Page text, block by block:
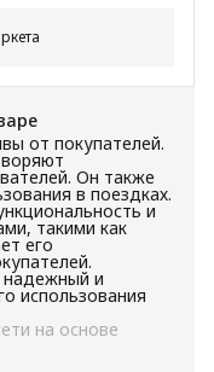
28
0
0
от покупателей.
Он также
в поездках.
и
такими как
его
надежный и
использования
на основе